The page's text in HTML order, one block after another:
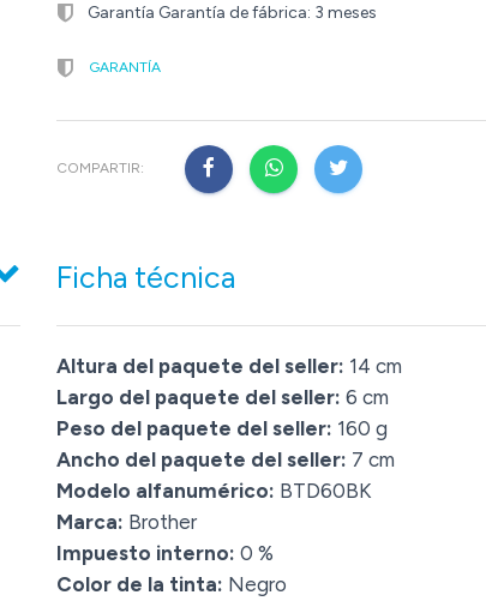
Garantía Garantía de fábrica: 3 meses
GARANTÍA
COMPARTIR:
Ficha técnica
Altura del paquete del seller: 14 cm
Largo del paquete del seller: 6 cm
Peso del paquete del seller: 160 g
Ancho del paquete del seller: 7 cm
Modelo alfanumérico: BTD60BK
Marca: Brother
Impuesto interno: 0 %
Color de la tinta: Negro